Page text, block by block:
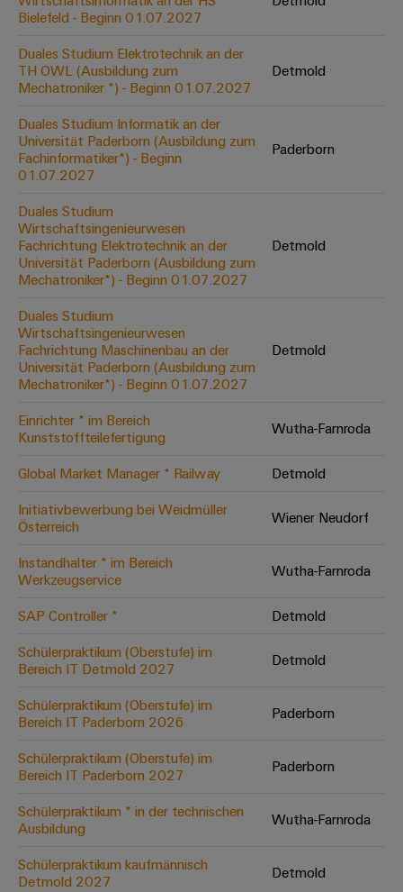
Abwasseraufbereitung
für
die
Wasser-
Abwasserindustrie
Wasserstoff
Wasserstoff
Schlüsseltechnologie
für
die
Energiewende
Effizienter
Betrieb
von
Windparks
Werkzeuge
Automaten
Software
Markierer
Industriedrucker
Cabinet
Infrastructure
Assemblierungsservice
Bestückte
Klemmenleisten
Modifizierte
und
bestückte
Kundenspezifische
Kabelkonfektionierung
Praxisnahe
Unsere Neuheiten
im Bereich
Bielefeld - Beginn 01.07.2027
Duales Studium Elektrotechnik an der
TH OWL (Ausbildung zum
Mechatroniker *) - Beginn 01.07.2027
Detmold
Duales Studium Informatik an der
Universität Paderborn (Ausbildung zum
Fachinformatiker*) - Beginn
01.07.2027
Paderborn
Duales Studium
Wirtschaftsingenieurwesen
Fachrichtung Elektrotechnik an der
Universität Paderborn (Ausbildung zum
Mechatroniker*) - Beginn 01.07.2027
Detmold
Duales Studium
Wirtschaftsingenieurwesen
Fachrichtung Maschinenbau an der
Universität Paderborn (Ausbildung zum
Mechatroniker*) - Beginn 01.07.2027
Detmold
Einrichter * im Bereich
Kunststoffteilefertigung
Wutha-Farnroda
Global Market Manager * Railway
Detmold
Initiativbewerbung bei Weidmüller
Österreich
Wiener Neudorf
Instandhalter * im Bereich
Werkzeugservice
Wutha-Farnroda
SAP Controller *
Detmold
Schülerpraktikum (Oberstufe) im
Bereich IT Detmold 2027
Detmold
Schülerpraktikum (Oberstufe) im
Bereich IT Paderborn 2026
Paderborn
Schülerpraktikum (Oberstufe) im
Bereich IT Paderborn 2027
Paderborn
Schülerpraktikum * in der technischen
Ausbildung
Wutha-Farnroda
Schülerpraktikum kaufmännisch
Detmold 2027
Detmold